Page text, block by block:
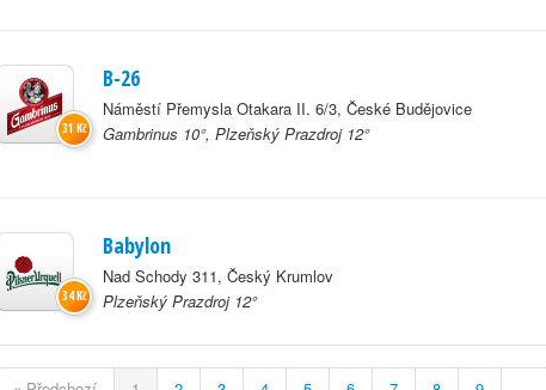
B-26
Náměstí Přemysla Otakara II. 6/3, České Budějovice
Gambrinus 10°, Plzeňský Prazdroj 12°
31 Kč
Babylon
Nad Schody 311, Český Krumlov
Plzeňský Prazdroj 12°
34 Kč